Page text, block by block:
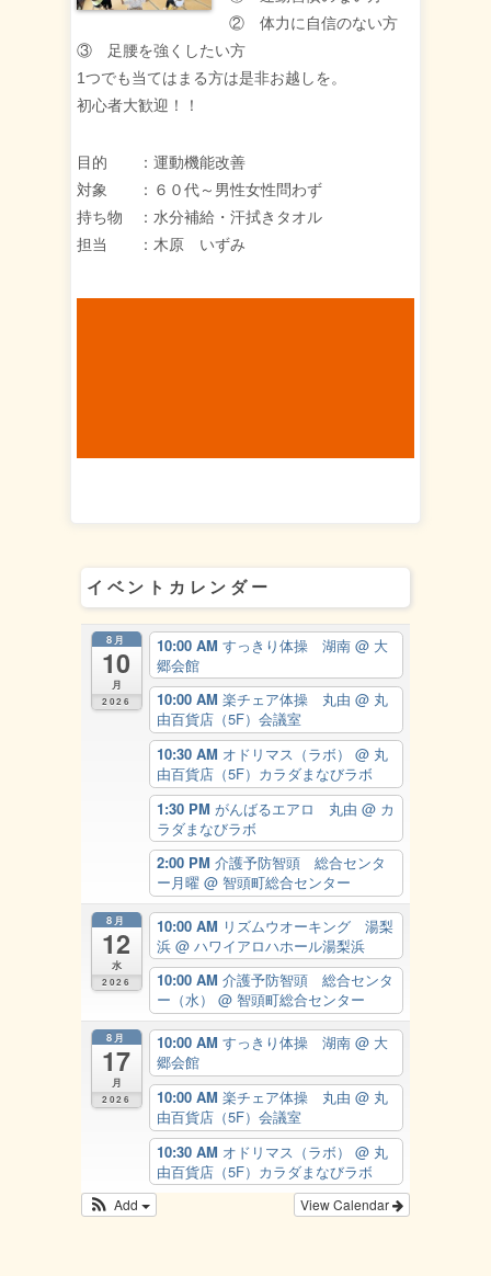
② 体力に自信のない方
③ 足腰を強くしたい方
1つでも当てはまる方は是非お越しを。
初心者大歓迎！！
目的 ：運動機能改善
対象 ：６０代～男性女性問わず
持ち物 ：水分補給・汗拭きタオル
担当 ：木原 いずみ
イベントカレンダー
8月
10
月
2026
10:00 AM すっきり体操 湖南 @ 大
郷会館
10:00 AM 楽チェア体操 丸由 @ 丸
由百貨店（5F）会議室
10:30 AM オドリマス（ラボ） @ 丸
由百貨店（5F）カラダまなびラボ
1:30 PM がんばるエアロ 丸由 @ カ
ラダまなびラボ
2:00 PM 介護予防智頭 総合センタ
ー月曜 @ 智頭町総合センター
8月
12
水
2026
10:00 AM リズムウオーキング 湯梨
浜 @ ハワイアロハホール湯梨浜
10:00 AM 介護予防智頭 総合センタ
ー（水） @ 智頭町総合センター
8月
17
月
2026
10:00 AM すっきり体操 湖南 @ 大
郷会館
10:00 AM 楽チェア体操 丸由 @ 丸
由百貨店（5F）会議室
10:30 AM オドリマス（ラボ） @ 丸
由百貨店（5F）カラダまなびラボ
View Calendar
Add